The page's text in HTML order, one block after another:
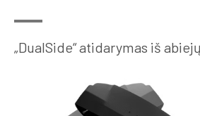
„DualSide“ atidarymas iš